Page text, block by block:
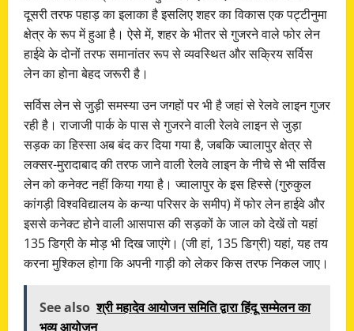
दूसरी तरफ पहाड़ का इलाका है इसलिए शहर का विकास एक पट्टीनुमा
क्षेत्र के रूप में हुआ है। ऐसे में, शहर के भीतर से गुजरने वाले फोर लेन
हाईवे के दोनों तरफ समानांतर रूप से व्यवस्थित और सक्रिय सर्विस
लेन का होना बेहद जरूरी है।
सर्विस लेन से जुड़ी समस्या उन जगहों पर भी है जहां से रेलवे लाइन गुजर
रही है। राजाजी पार्क के पास से गुजरने वाली रेलवे लाइन से जुड़ा
सड़क का हिस्सा अब बंद कर दिया गया है, जबकि ज्वालापुर क्षेत्र से
लक्सर-मुरादाबाद की तरफ जाने वाली रेलवे लाइन के नीचे से भी सर्विस
लेन को कनेक्ट नहीं किया गया है। ज्वालापुर के इस हिस्से (गुरुकुल
कांगड़ी विश्वविद्यालय के कन्या परिसर के समीप) में फोर लेन हाईवे और
इससे कनेक्ट होने वाली आसपास की सड़कों के जाल को देखें तो यहां
135 डिग्री के मोड़ भी दिख जाएंगे। (जी हां, 135 डिग्री) यहां, यह तय
करना मुश्किल होगा कि अपनी गाड़ी को लेकर किस तरफ निकल जाए।
See also श्री महादेव आयोजन समिति द्वारा हिंदू सम्मेलन का
भव्य आयोजन